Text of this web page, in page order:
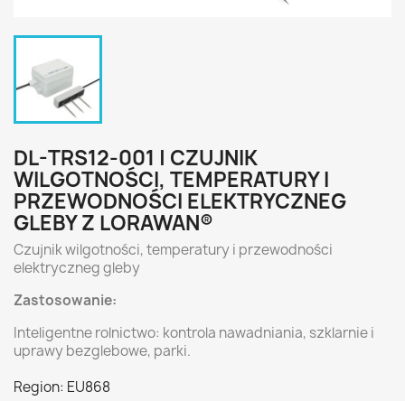
DL-TRS12-001 | CZUJNIK
WILGOTNOŚCI, TEMPERATURY I
PRZEWODNOŚCI ELEKTRYCZNEG
GLEBY Z LORAWAN®
Czujnik wilgotności, temperatury i przewodności
elektryczneg gleby
Zastosowanie:
Inteligentne rolnictwo: kontrola nawadniania, szklarnie i
uprawy bezglebowe, parki.
Region: EU868